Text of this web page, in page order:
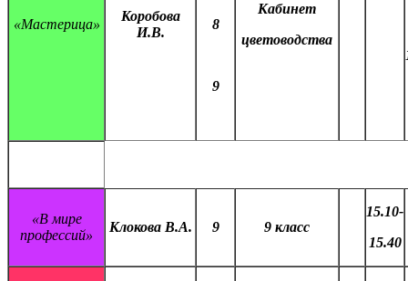
«Мастерица»
Коробова
И.В.
8
9
Кабинет
цветоводства
«В мире
профессий»
Клокова В.А. 9 9 класс
15.10-
15.40